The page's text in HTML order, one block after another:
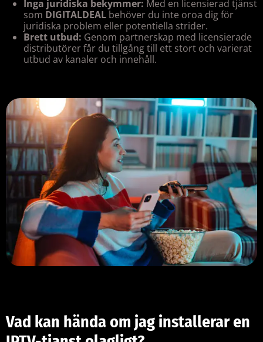
Inga juridiska bekymmer: Med en licensierad tjänst
som DIGITALDEAL behöver du inte oroa dig för
juridiska problem eller potentiella strider.
Brett utbud: Genom partnerskap med licensierade
distributörer får du tillgång till ett stort och varierat
utbud av kanaler och innehåll.
Vad kan hända om jag installerar en